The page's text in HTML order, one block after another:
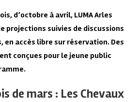
d’octobre à avril, LUMA Arles
projections suivies de discussions
en accès libre sur réservation. Des
conçues pour le jeune public
de mars : Les Chevaux